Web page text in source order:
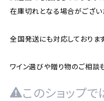
在庫切れとなる場合がござい
全国発送にも対応しております
ワイン選びや贈り物のご相談
このショップ